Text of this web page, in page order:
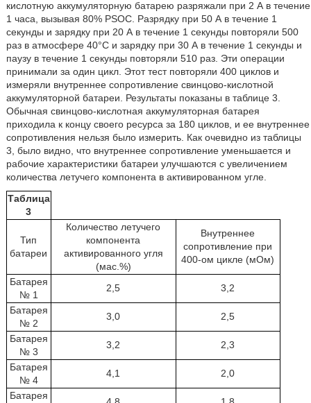
кислотную аккумуляторную батарею разряжали при 2 А в течение
1 часа, вызывая 80% PSOC. Разрядку при 50 А в течение 1
секунды и зарядку при 20 А в течение 1 секунды повторяли 500
раз в атмосфере 40°С и зарядку при 30 А в течение 1 секунды и
паузу в течение 1 секунды повторяли 510 раз. Эти операции
принимали за один цикл. Этот тест повторяли 400 циклов и
измеряли внутреннее сопротивление свинцово-кислотной
аккумуляторной батареи. Результаты показаны в таблице 3.
Обычная свинцово-кислотная аккумуляторная батарея
приходила к концу своего ресурса за 180 циклов, и ее внутреннее
сопротивления нельзя было измерить. Как очевидно из таблицы
3, было видно, что внутреннее сопротивление уменьшается и
рабочие характеристики батареи улучшаются с увеличением
количества летучего компонента в активированном угле.
Таблица
3
Тип
батареи
Количество летучего
компонента
активированного угля
(мас.%)
Внутреннее
сопротивление при
400-ом цикле (мОм)
Батарея
№ 1
2,5
3,2
Батарея
№ 2
3,0
2,5
Батарея
№ 3
3,2
2,3
Батарея
№ 4
4,1
2,0
Батарея